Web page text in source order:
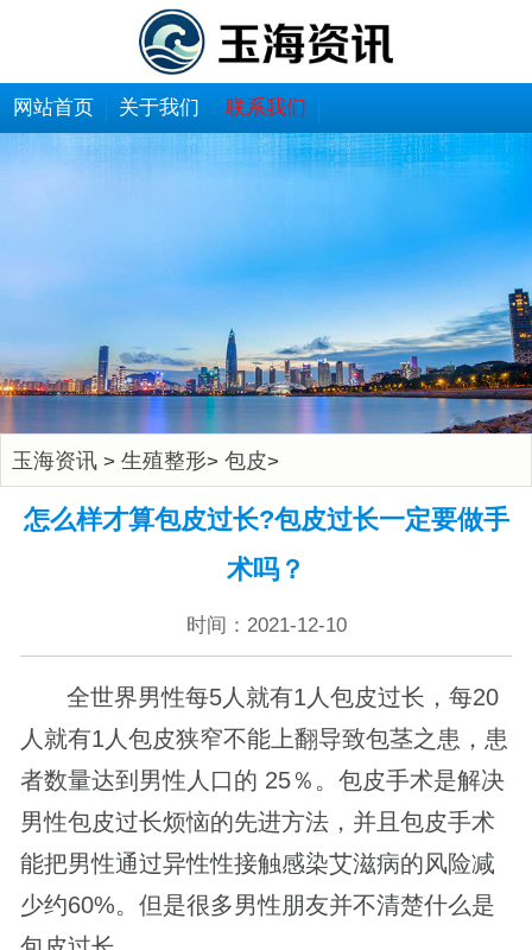
网站首页 关于我们 联系我们
玉海资讯> 生殖整形> 包皮>
怎么样才算包皮过长?包皮过长一定要做手
术吗？
时间：2021-12-10
全世界男性每5人就有1人包皮过长，每20
人就有1人包皮狭窄不能上翻导致包茎之患，患
者数量达到男性人口的 25％。包皮手术是解决
男性包皮过长烦恼的先进方法，并且包皮手术
能把男性通过异性性接触感染艾滋病的风险减
少约60%。但是很多男性朋友并不清楚什么是